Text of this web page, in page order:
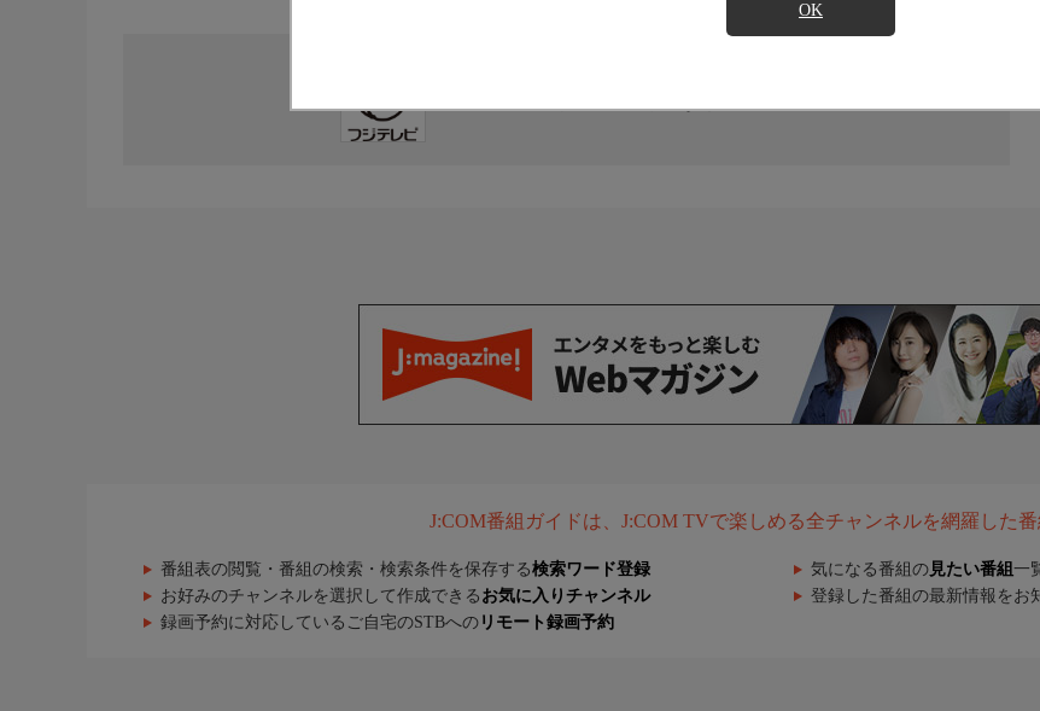
OK
J:COM番組ガイドは、J:COM TVで楽しめる全チャンネルを網羅した番
番組表の閲覧・番組の検索・検索条件を保存する検索ワード登録 気になる番組の 見たい番組 一
お好みのチャンネルを選択して作成できる お気に入りチャンネル 登録した番組の最新情報をお
録画予約に対応しているご自宅のSTBへの リモート録画予約